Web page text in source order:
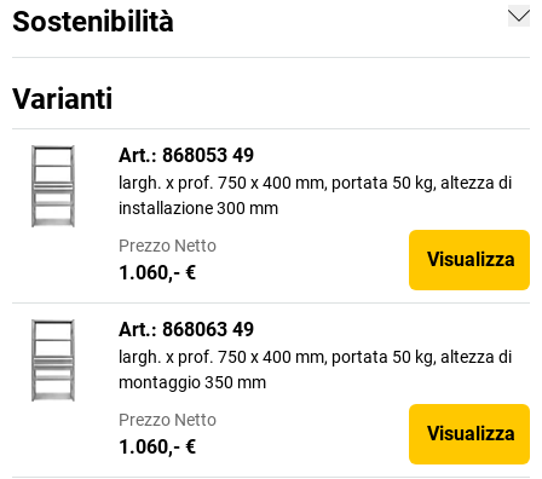
Sostenibilità
Varianti
Art.: 868053 49
largh. x prof. 750 x 400 mm, portata 50 kg, altezza di
installazione 300 mm
Prezzo Netto
1.060,- €
Visualizza
Art.: 868063 49
largh. x prof. 750 x 400 mm, portata 50 kg, altezza di
montaggio 350 mm
Prezzo Netto
1.060,- €
Visualizza